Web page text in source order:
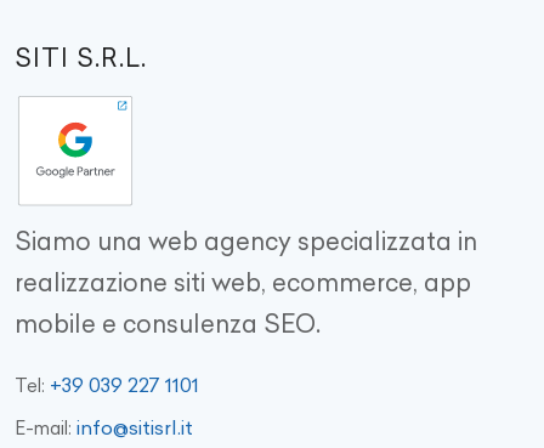
SITI S.R.L.
Siamo una web agency specializzata in
realizzazione siti web, ecommerce, app
mobile e consulenza SEO.
Tel: +39 039 227 1101
E-mail: info@sitisrl.it